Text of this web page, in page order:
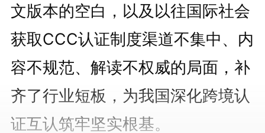
文版本的空白，以及以往国际社会
获取CCC认证制度渠道不集中、内
容不规范、解读不权威的局面，补
齐了行业短板，为我国深化跨境认
证互认筑牢坚实根基。